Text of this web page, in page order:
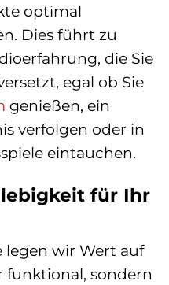
optimal
Dies führt zu
die Sie
egal ob Sie
genießen, ein
verfolgen oder in
eintauchen.
für Ihr
legen wir Wert auf
sondern